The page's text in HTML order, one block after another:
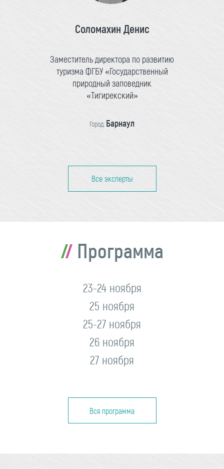
Соломахин Денис
Заместитель директора по развитию
туризма ФГБУ «Государственный
природный заповедник
«Тигирекский»
Город: Барнаул
Все эксперты
Программа
23-24 ноября
25 ноября
25-27 ноября
26 ноября
27 ноября
Вся программа